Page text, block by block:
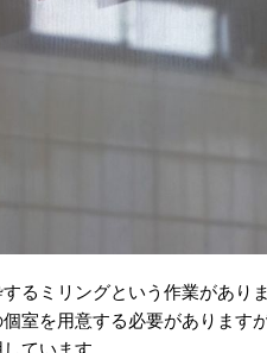
るミリングという作業があり
室を用意する必要があります
ています。